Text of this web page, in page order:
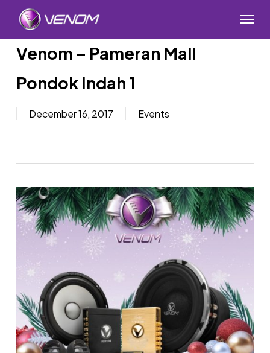
content
Menu
Venom – Pameran Mall
Pondok Indah 1
December 16, 2017 Events